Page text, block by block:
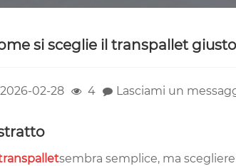
si sceglie il transpallet
2026-02-28 4 Lasciami un
sembra semplice, ma